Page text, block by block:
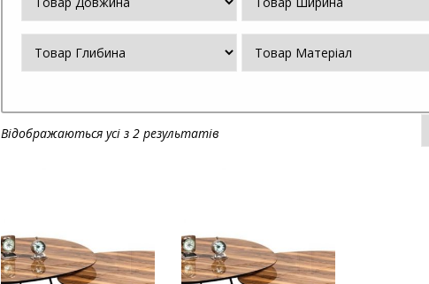
Відображаються усі з 2 результатів